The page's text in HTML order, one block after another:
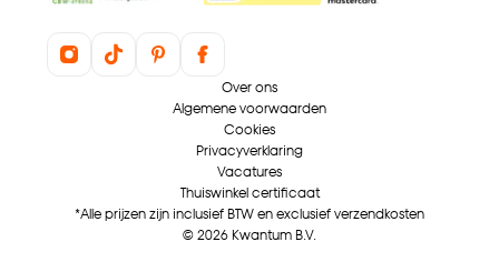
Over ons
Algemene voorwaarden
Cookies
Privacyverklaring
Vacatures
Thuiswinkel certificaat
*Alle prijzen zijn inclusief BTW en exclusief verzendkosten
© 2026 Kwantum B.V.